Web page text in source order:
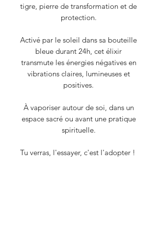
tigre, pierre de transformation et de
protection.
Activé par le soleil dans sa bouteille
bleue durant 24h, cet élixir
transmute les énergies négatives en
vibrations claires, lumineuses et
positives.
À vaporiser autour de soi, dans un
espace sacré ou avant une pratique
spirituelle.
Tu verras, l'essayer, c'est l'adopter !